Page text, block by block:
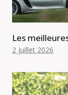
Les
2 juillet 2026